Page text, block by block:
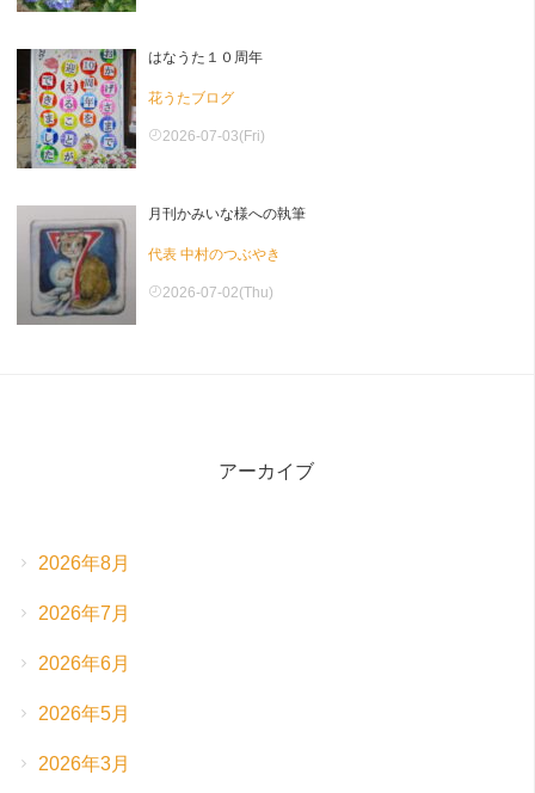
はなうた１０周年
花うたブログ
2026-07-03(Fri)
月刊かみいな様への執筆
代表 中村のつぶやき
2026-07-02(Thu)
アーカイブ
2026年8月
2026年7月
2026年6月
2026年5月
2026年3月